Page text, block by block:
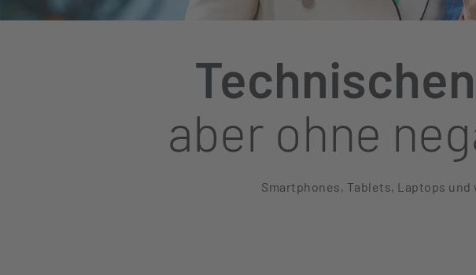
aber ohne
Smartphones, Tablets, Laptops